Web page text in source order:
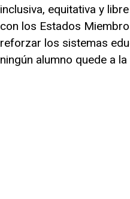
inclusiva, equitativa y
con los Estados
reforzar los sistemas
ningún alumno quede a la